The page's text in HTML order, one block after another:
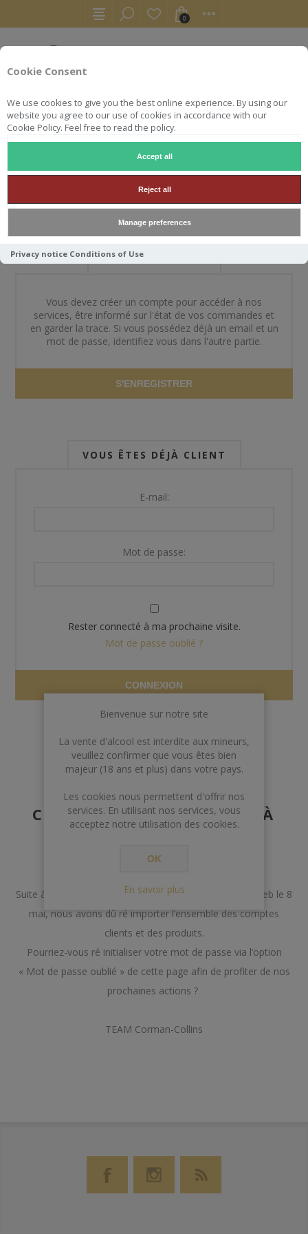
Cookie Consent
We use cookies to give you the best online experience. By using our
website you agree to our use of cookies in accordance with our
Cookie Policy. Feel free to read the policy.
Accept all
Reject all
Manage preferences
Privacy notice Conditions of Use
0
BIENVENUE DANS NOTRE
BOUTIQUE
NOUVEAU CLIENT
Vous devez créer un compte pour accéder à nos
services, être informé sur l'état de vos commandes et
en garder la trace. Si vous possédez déjà un email et un
mot de passe, identifiez vous dans l'autre partie.
S'ENREGISTRER
VOUS ÊTES DÉJÀ CLIENT
E-mail:
Mot de passe:
Rester connecté à ma prochaine visite.
Mot de passe oublié ?
CONNEXION
AVERTISSEMENT AUX
CLIENTS POSSÉDANT DÉJÀ
UN COMPTE
Suite à un incident lors de la mise à jour de notre site web le 8
mai, nous avons dû ré importer l’ensemble des comptes
clients et des produits.
Pourriez-vous ré initialiser votre mot de passe via l’option
« Mot de passe oublié » de cette page afin de profiter de nos
prochaines actions ?
TEAM Corman-Collins
Bienvenue sur notre site
La vente d'alcool est interdite aux mineurs,
veuillez confirmer que vous êtes bien
majeur (18 ans et plus) dans votre pays.
Les cookies nous permettent d'offrir nos
services. En utilisant nos services, vous
acceptez notre utilisation des cookies.
OK
En savoir plus